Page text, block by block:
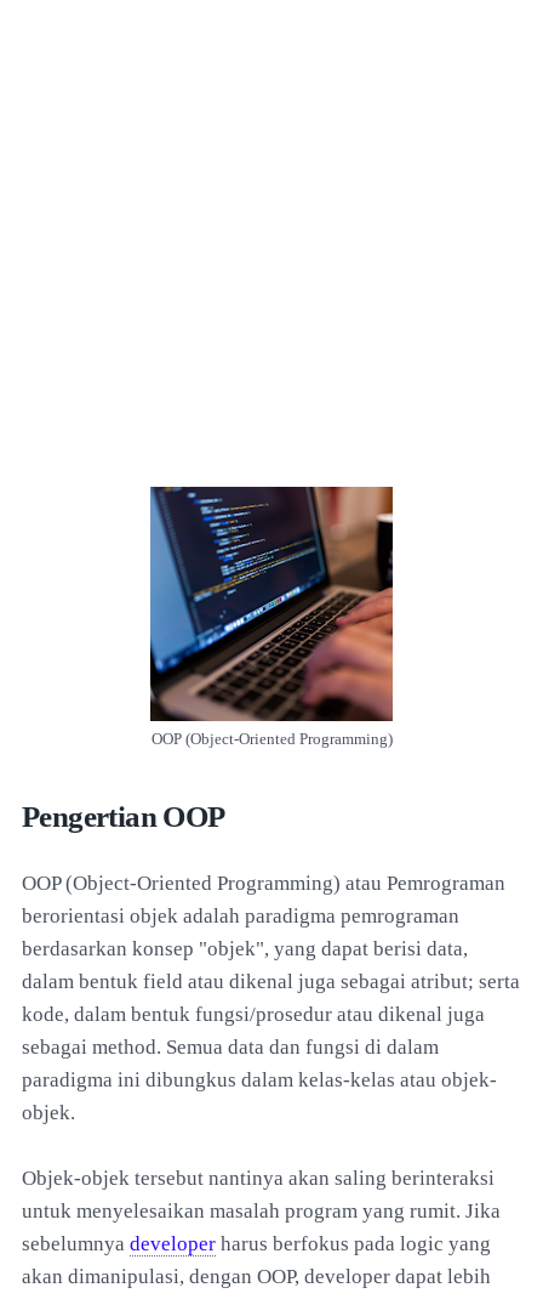
OOP (Object-Oriented Programming)
Pengertian OOP
OOP (Object-Oriented Programming) atau Pemrograman
berorientasi objek adalah paradigma pemrograman
berdasarkan konsep "objek", yang dapat berisi data,
dalam bentuk field atau dikenal juga sebagai atribut; serta
kode, dalam bentuk fungsi/prosedur atau dikenal juga
sebagai method. Semua data dan fungsi di dalam
paradigma ini dibungkus dalam kelas-kelas atau objek-
objek.
Objek-objek tersebut nantinya akan saling berinteraksi
untuk menyelesaikan masalah program yang rumit. Jika
sebelumnya developer harus berfokus pada logic yang
akan dimanipulasi, dengan OOP, developer dapat lebih